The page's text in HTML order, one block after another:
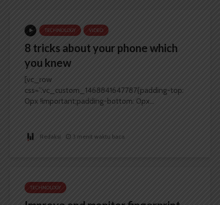
TECHNOLOGY VIDEO
8 tricks about your phone which
you knew
[vc_row
css=”.vc_custom_1468841647787{padding-top:
0px !important;padding-bottom: 0px...
Redaksi 3 menit waktu baca
TECHNOLOGY